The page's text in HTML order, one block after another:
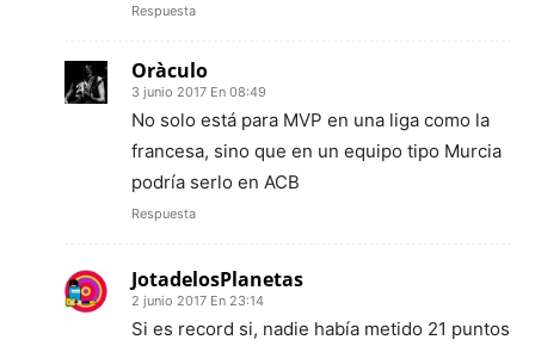
Respuesta
Oràculo
3 junio 2017 En 08:49
No solo está para MVP en una liga como la
francesa, sino que en un equipo tipo Murcia
podría serlo en ACB
Respuesta
JotadelosPlanetas
2 junio 2017 En 23:14
Si es record si, nadie había metido 21 puntos